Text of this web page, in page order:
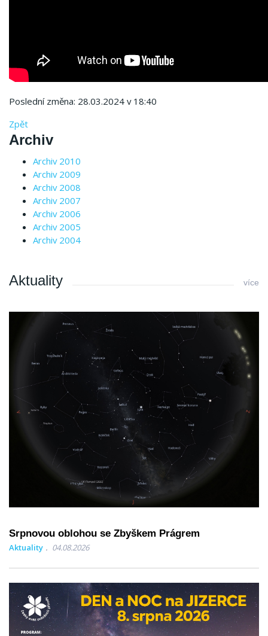
Poslední změna: 28.03.2024 v 18:40
Zpět
Archiv
Archiv 2010
Archiv 2009
Archiv 2008
Archiv 2007
Archiv 2006
Archiv 2005
Archiv 2004
Aktuality více
Srpnovou oblohou se Zbyškem Prágrem
Aktuality 04.08.2026